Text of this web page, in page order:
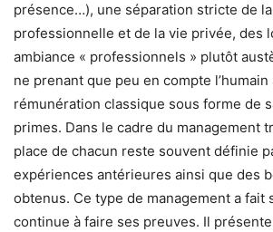
présence…), une séparation stricte de
professionnelle et de la vie privée, des
ambiance « professionnels » plutôt
ne prenant que peu en compte l’humain
rémunération classique sous forme de
primes. Dans le cadre du management
place de chacun reste souvent définie
expériences antérieures ainsi que des
obtenus. Ce type de management a fait
continue à faire ses preuves. Il